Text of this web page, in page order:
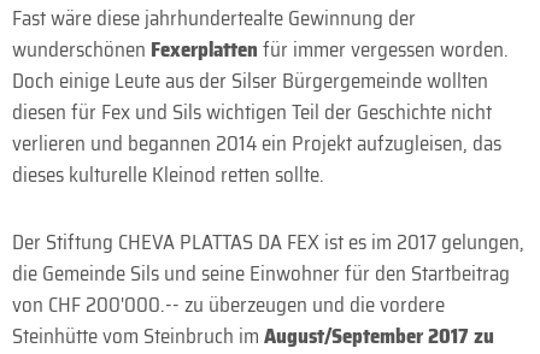
Fast wäre diese jahrhundertealte Gewinnung der
wunderschönen Fexerplattenfür immer vergessen worden.
Doch einige Leute aus der Silser Bürgergemeinde wollten
diesen für Fex und Sils wichtigen Teil der Geschichte nicht
verlieren und begannen 2014 ein Projekt aufzugleisen, das
dieses kulturelle Kleinod retten sollte.
Der Stiftung CHEVA PLATTAS DA FEX ist es im 2017 gelungen,
die Gemeinde Sils und seine Einwohner für den Startbeitrag
von CHF 200'000.-- zu überzeugen und die vordere
Steinhütte vom Steinbruch imAugust/September 2017 zu